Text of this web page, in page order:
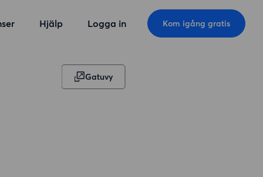
Hjälp Logga in Kom igång gratis
Gatuvy